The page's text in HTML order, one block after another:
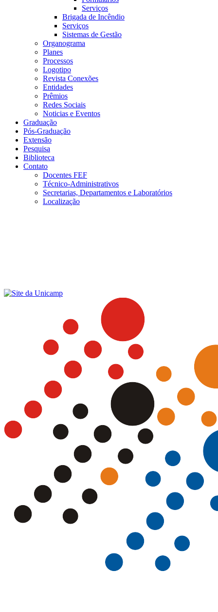
Serviços
Brigada de Incêndio
Serviços
Sistemas de Gestão
Organograma
Planes
Processos
Logotipo
Revista Conexões
Entidades
Prêmios
Redes Sociais
Noticias e Eventos
Graduação
Pós-Graduação
Extensão
Pesquisa
Biblioteca
Contato
Docentes FEF
Técnico-Administrativos
Secretarias, Departamentos e Laboratórios
Localização